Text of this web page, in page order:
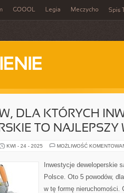
GOOOL Legia Meczycho Spis
DLA KTÓRYCH
TO NAJLEPSZY
KWI - 24 - 2025 MOŻLIWOŚĆ
Inwestycje deweloperskie
Polsce. Oto 5 powodów,
w tę formę nieruchomości.